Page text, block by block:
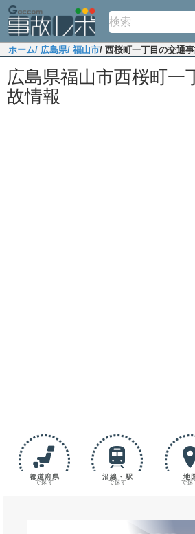
ホーム/ 広島県/ 福山市/ 西桜町一丁目の交通
広島県福山市西桜町一
故情報
都道府県
で探す
沿線・駅
で探す
地
で探